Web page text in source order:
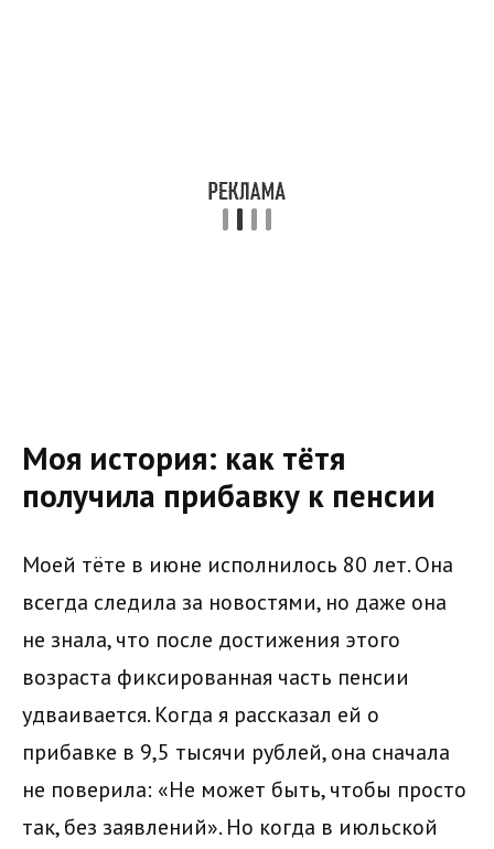
Моя история: как тётя
получила прибавку к пенсии
Моей тёте в июне исполнилось 80 лет. Она
всегда следила за новостями, но даже она
не знала, что после достижения этого
возраста фиксированная часть пенсии
удваивается. Когда я рассказал ей о
прибавке в 9,5 тысячи рублей, она сначала
не поверила: «Не может быть, чтобы просто
так, без заявлений». Но когда в июльской